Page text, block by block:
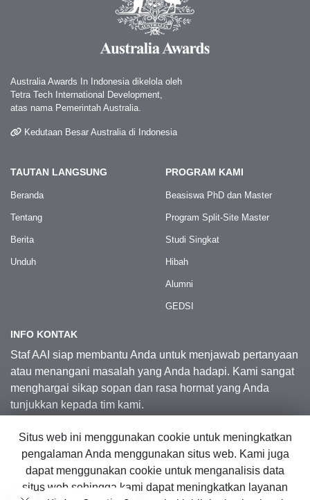
Australia Awards In Indonesia dikelola oleh
Tetra Tech International Development,
atas nama Pemerintah Australia.
Kedutaan Besar Australia di Indonesia
TAUTAN LANGSUNG
Beranda
Tentang
Berita
Unduh
PROGRAM KAMI
Beasiswa PhD dan Master
Program Split-Site Master
Studi Singkat
Hibah
Alumni
GEDSI
INFO KONTAK
Staf AAI siap membantu Anda untuk menjawab pertanyaan
atau menangani masalah yang Anda hadapi. Kami sangat
menghargai sikap sopan dan rasa hormat yang Anda
tunjukkan kepada tim kami.
Kontak Kami
© 2026 Australia Awards in Indonesia.
Situs web ini menggunakan cookie untuk meningkatkan
pengalaman Anda menggunakan situs web. Kami juga
dapat menggunakan cookie untuk menganalisis data
situs web sehingga kami dapat meningkatkan layanan